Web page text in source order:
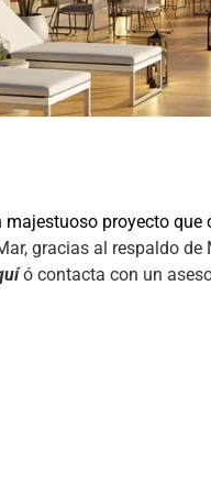
majestuoso proyecto
gracias al respaldo de
ó contacta con un